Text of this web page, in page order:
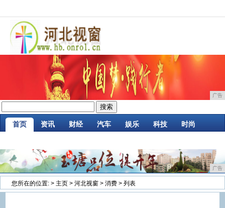
广告
首页 资讯 财经 汽车 娱乐 科技 时尚
广告
您所在的位置: > 主页 > 河北视窗 > 消费 > 列表